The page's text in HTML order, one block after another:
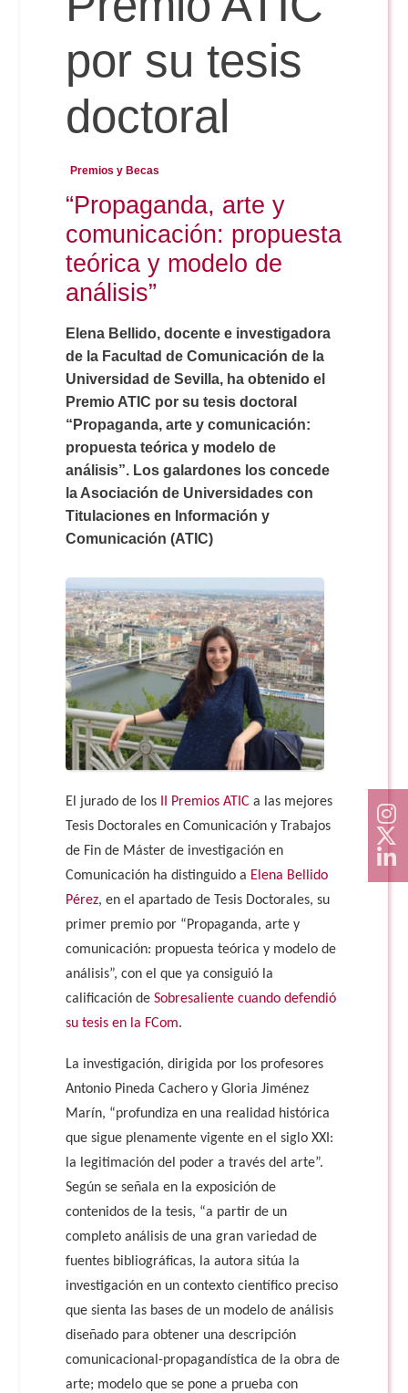
Reservas
Calendario Lectivo
Periodismo
Publicidad y RR.PP
Comunicación Audiovisual
Doble Grado PER/CAV
Exámenes Grado
Publicidad y RR.PP
Comunicación Audiovisual
Doble Grado PER/CAV
#YoPractico
Boletines
por su tesis
doctoral
Premios y Becas
“Propaganda, arte y
comunicación: propuesta
teórica y modelo de
análisis”
Elena Bellido, docente e investigadora
de la Facultad de Comunicación de la
Universidad de Sevilla, ha obtenido el
Premio ATIC por su tesis doctoral
“Propaganda, arte y comunicación:
propuesta teórica y modelo de
análisis”. Los galardones los concede
la Asociación de Universidades con
Titulaciones en Información y
Comunicación (ATIC)
El jurado de los II Premios ATICa las mejores
Tesis Doctorales en Comunicación y Trabajos
de Fin de Máster de investigación en
Comunicación ha distinguido a Elena Bellido
Pérez, en el apartado de Tesis Doctorales, su
primer premio por “Propaganda, arte y
comunicación: propuesta teórica y modelo de
análisis”, con el que ya consiguió la
calificación deSobresaliente cuando defendió
su tesis en la FCom.
La investigación, dirigida por los profesores
Antonio Pineda Cachero y Gloria Jiménez
Marín, “profundiza en una realidad histórica
que sigue plenamente vigente en el siglo XXI:
la legitimación del poder a través del arte”.
Según se señala en la exposición de
contenidos de la tesis, “a partir de un
completo análisis de una gran variedad de
fuentes bibliográficas, la autora sitúa la
investigación en un contexto científico preciso
que sienta las bases de un modelo de análisis
diseñado para obtener una descripción
comunicacional-propagandística de la obra de
arte; modelo que se pone a prueba con